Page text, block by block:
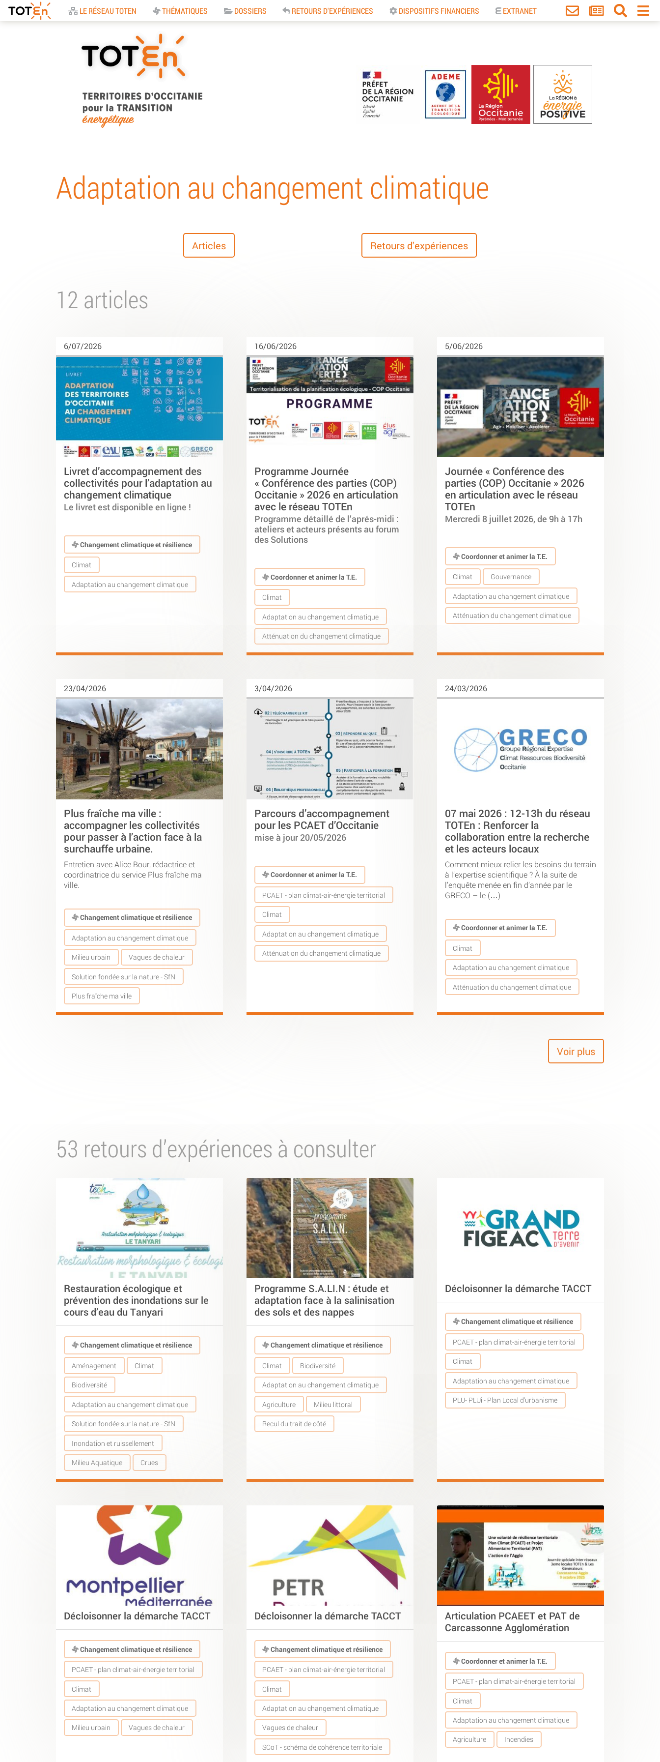
Accueil
LE RÉSEAU TOTEN THÉMATIQUES DOSSIERS RETOURS D'EXPÉRIENCES DISPOSITIFS FINANCIERS EXTRANET
pour la Transition
Energétique
Adaptation au changement climatique
Articles Retours d'expériences
12 articles
6/07/2026
Livret d’accompagnement des
collectivités pour l’adaptation au
changement climatique
Le livret est disponible en ligne !
Changement climatique et résilience
Climat
Adaptation au changement climatique
16/06/2026
Programme Journée
« Conférence des parties (COP)
Occitanie » 2026 en articulation
avec le réseau TOTEn
Programme détaillé de l’aprés-midi :
ateliers et acteurs présents au forum
des Solutions
Coordonner et animer la T.E.
Climat
Adaptation au changement climatique
Atténuation du changement climatique
5/06/2026
Journée « Conférence des
parties (COP) Occitanie » 2026
en articulation avec le réseau
TOTEn
Mercredi 8 juillet 2026, de 9h à 17h
Coordonner et animer la T.E.
Climat Gouvernance
Adaptation au changement climatique
Atténuation du changement climatique
23/04/2026
Plus fraîche ma ville :
accompagner les collectivités
pour passer à l’action face à la
surchauffe urbaine.
Entretien avec Alice Bour, rédactrice et
coordinatrice du service Plus fraîche ma
ville.
Changement climatique et résilience
Adaptation au changement climatique
Milieu urbain Vagues de chaleur
Solution fondée sur la nature - SfN
Plus fraîche ma ville
3/04/2026
Parcours d’accompagnement
pour les PCAET d’Occitanie
mise à jour 20/05/2026
Coordonner et animer la T.E.
PCAET - plan climat-air-énergie territorial
Climat
Adaptation au changement climatique
Atténuation du changement climatique
24/03/2026
07 mai 2026 : 12-13h du réseau
TOTEn : Renforcer la
collaboration entre la recherche
et les acteurs locaux
Comment mieux relier les besoins du terrain
à l’expertise scientifique ? À la suite de
l’enquête menée en fin d’année par le
GRECO – le (…)
Coordonner et animer la T.E.
Climat
Adaptation au changement climatique
Atténuation du changement climatique
Voir plus
53 retours d’expériences à consulter
Restauration écologique et
prévention des inondations sur le
cours d’eau du Tanyari
Changement climatique et résilience
Aménagement Climat
Biodiversité
Adaptation au changement climatique
Solution fondée sur la nature - SfN
Inondation et ruissellement
Milieu Aquatique Crues
Programme S.A.LI.N : étude et
adaptation face à la salinisation
des sols et des nappes
Changement climatique et résilience
Climat Biodiversité
Adaptation au changement climatique
Agriculture Milieu littoral
Recul du trait de côté
Décloisonner la démarche TACCT
Changement climatique et résilience
PCAET - plan climat-air-énergie territorial
Climat
Adaptation au changement climatique
PLU- PLUi - Plan Local d’urbanisme
Décloisonner la démarche TACCT
Changement climatique et résilience
PCAET - plan climat-air-énergie territorial
Climat
Adaptation au changement climatique
Milieu urbain Vagues de chaleur
Décloisonner la démarche TACCT
Changement climatique et résilience
PCAET - plan climat-air-énergie territorial
Climat
Adaptation au changement climatique
Vagues de chaleur
SCoT - schéma de cohérence territoriale
Articulation PCAEET et PAT de
Carcassonne Agglomération
Coordonner et animer la T.E.
PCAET - plan climat-air-énergie territorial
Climat
Adaptation au changement climatique
Agriculture Incendies